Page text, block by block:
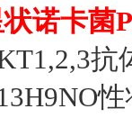
诺卡菌
抗